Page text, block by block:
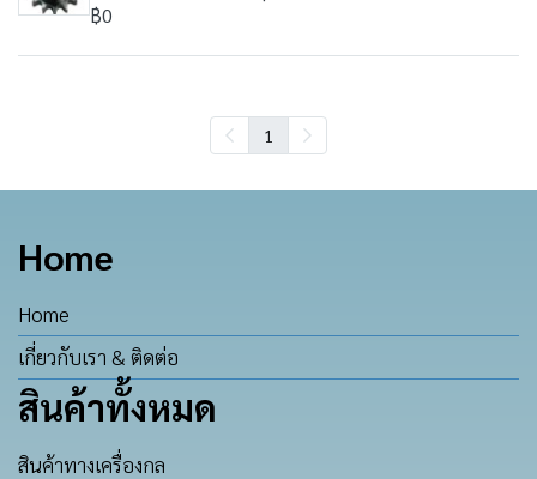
฿0
1
Home
Home
เกี่ยวกับเรา & ติดต่อ
สินค้าทั้งหมด
สินค้าทางเครื่องกล